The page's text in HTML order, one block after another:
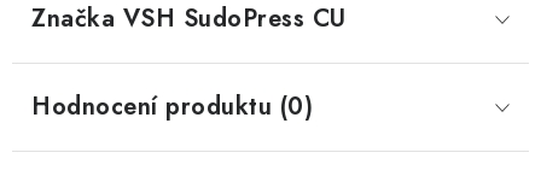
Značka VSH SudoPress CU
Hodnocení produktu (0)